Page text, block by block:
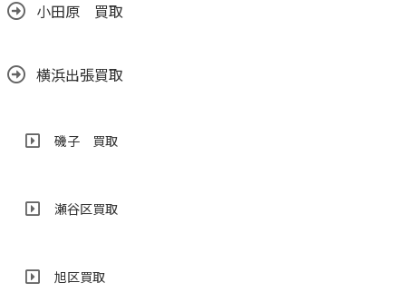
小田原 買取
横浜出張買取
磯子 買取
瀬谷区買取
旭区買取